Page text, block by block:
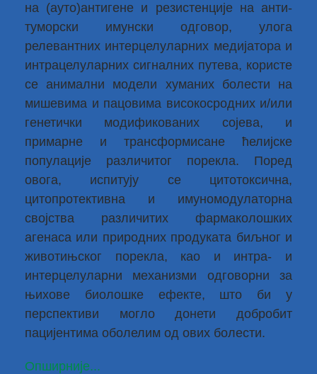
на (ауто)антигене и резистенције на анти-
туморски имунски одговор, улога
релевантних интерцелуларних медијатора и
интрацелуларних сигналних путева, користе
се анимални модели хуманих болести на
мишевима и пацовима високосродних и/или
генетички модификованих сојева, и
примарне и трансформисане ћелијске
популације различитог порекла. Поред
овога, испитују се цитотоксична,
цитопротективна и имуномодулаторна
својства различитих фармаколошких
агенаса или природних продуката биљног и
животињског порекла, као и интра- и
интерцелуларни механизми одговорни за
њихове биолошке ефекте, што би у
перспективи могло донети добробит
пацијентима оболелим од ових болести.
Опширније...